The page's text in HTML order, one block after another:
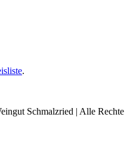
.
Schmalzried | Alle Rechte